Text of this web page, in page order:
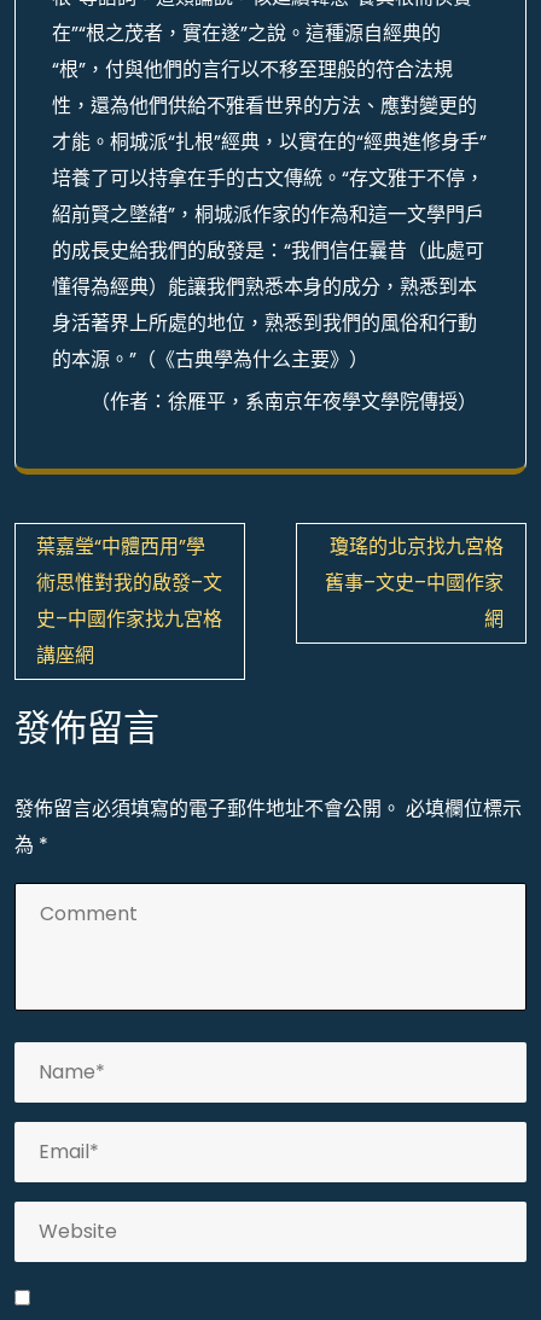
在”“根之茂者，實在遂”之說。這種源自經典的
“根”，付與他們的言行以不移至理般的符合法規
性，還為他們供給不雅看世界的方法、應對變更的
才能。桐城派“扎根”經典，以實在的“經典進修身手”
培養了可以持拿在手的古文傳統。“存文雅于不停，
紹前賢之墜緒”，桐城派作家的作為和這一文學門戶
的成長史給我們的啟發是：“我們信任曩昔（此處可
懂得為經典）能讓我們熟悉本身的成分，熟悉到本
身活著界上所處的地位，熟悉到我們的風俗和行動
的本源。”（《古典學為什么主要》）
（作者：徐雁平，系南京年夜學文學院傳授）
文
章
導
覽
葉嘉瑩“中體西用”學
術思惟對我的啟發–文
史–中國作家找九宮格
講座網
瓊瑤的北京找九宮格
舊事–文史–中國作家
網
發佈留言
發佈留言必須填寫的電子郵件地址不會公開。 必填欄位標示
為 *